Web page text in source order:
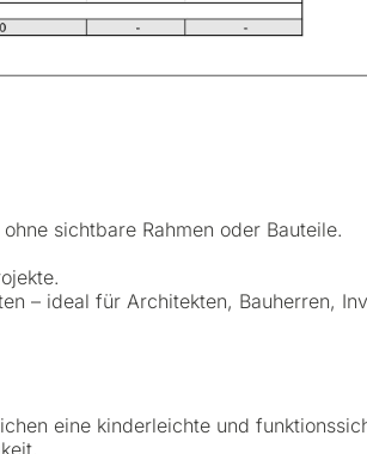
sichtbare Rahmen oder Bauteile.
– ideal für Architekten, Bauherren,
eine kinderleichte und